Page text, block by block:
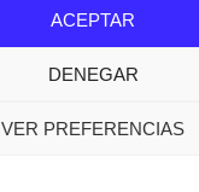
ACEPTAR
DENEGAR
VER PREFERENCIAS